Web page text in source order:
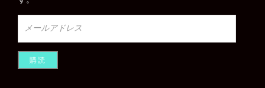
ー
ル
ド